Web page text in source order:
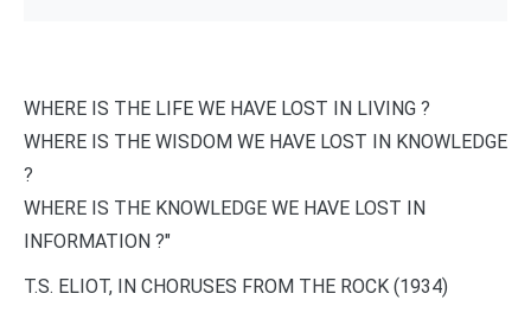
WHERE IS THE LIFE WE HAVE LOST IN LIVING ?
WHERE IS THE WISDOM WE HAVE LOST IN KNOWLEDGE
?
WHERE IS THE KNOWLEDGE WE HAVE LOST IN
INFORMATION ?"
T.S. ELIOT, IN CHORUSES FROM THE ROCK (1934)